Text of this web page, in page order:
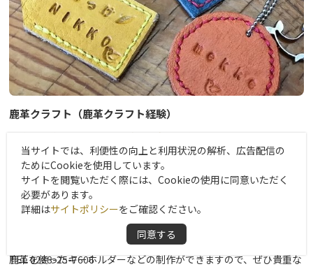
鹿革クラフト（鹿革クラフト経験）
“生態系の維持”から生まれた鹿革を大切に活用する
日光市に生息するニホンジカ。
生態系や農林業への食害を防ぐために個体数調整が行われていま
す。
命への尊厳と自然への敬意を表すため、日光では鹿革を活用したク
ラフト体験を提供しています。
鹿革を使ったキーホルダーなどの制作ができますので、ぜひ貴重な
●Okunikko Guesthouse JUN
栃木県日光市中宮祠2478-25
TEL 0288-25-7606
当サイトでは、利便性の向上と利用状況の解析、広告配信の
ためにCookieを使用しています。
サイトを閲覧いただく際には、Cookieの使用に同意いただく
必要があります。
詳細はサイトポリシーをご確認ください。
同意する